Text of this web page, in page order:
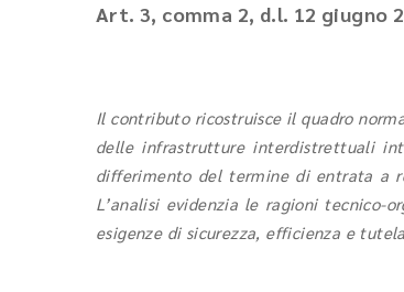
Art. 3, comma 2, d.l. 12 giugno
Il contributo ricostruisce il quadro
delle infrastrutture interdistrettuali
differimento del termine di entrata a
L’analisi evidenzia le ragioni tecnico-
esigenze di sicurezza, efficienza e